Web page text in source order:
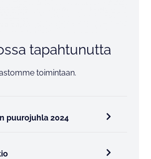
tapahtunutta
toimintaan.
puurojuhla 2024